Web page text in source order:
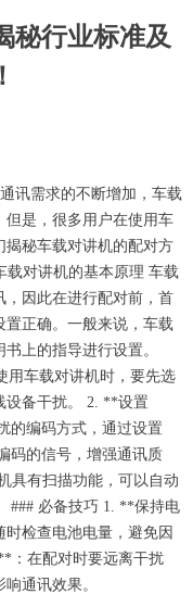
秘行业标准及
讯需求的不断增加，车载
但是，很多用户在使用车
揭秘车载对讲机的配对方
载对讲机的基本原理 车载
，因此在进行配对前，首
置正确。一般来说，车载
上的指导进行设置。
用车载对讲机时，要先选
设备干扰。 2. **设置
的编码方式，通过设置
码的信号，增强通讯质
具有扫描功能，可以自动
### 必备技巧 1. **保持电
检查电池电量，避免因
：在配对时要远离干扰
通讯效果。